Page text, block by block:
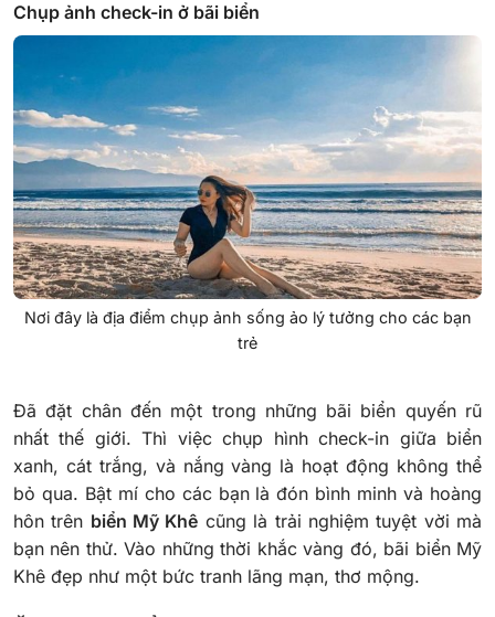
Chụp ảnh check-in ở bãi biển
Nơi đây là địa điểm chụp ảnh sống ảo lý tưởng cho các bạn
trẻ
Đã đặt chân đến một trong những bãi biển quyến rũ
nhất thế giới. Thì việc chụp hình check-in giữa biển
xanh, cát trắng, và nắng vàng là hoạt động không thể
bỏ qua. Bật mí cho các bạn là đón bình minh và hoàng
hôn trên biển Mỹ Khê cũng là trải nghiệm tuyệt vời mà
bạn nên thử. Vào những thời khắc vàng đó, bãi biển Mỹ
Khê đẹp như một bức tranh lãng mạn, thơ mộng.